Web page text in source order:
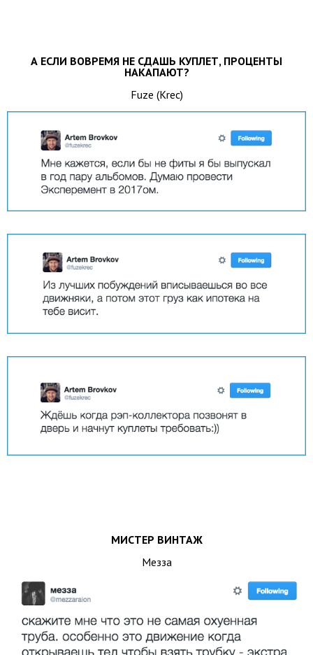
А ЕСЛИ ВОВРЕМЯ НЕ СДАШЬ КУПЛЕТ, ПРОЦЕНТЫ
НАКАПАЮТ?
Fuze (Krec)
МИСТЕР ВИНТАЖ
Мезза